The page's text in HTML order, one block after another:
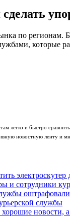
по
которые
легко и быстро
новостную ленту и
электроскутер
и сотрудники
службы
новости,